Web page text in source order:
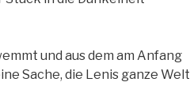
und aus dem am Anfang
Sache, die Lenis ganze Welt